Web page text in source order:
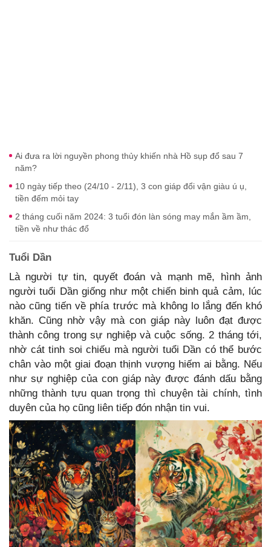
Ai đưa ra lời nguyền phong thủy khiến nhà Hồ sụp đổ sau 7
năm?
10 ngày tiếp theo (24/10 - 2/11), 3 con giáp đổi vận giàu ú ụ,
tiền đếm mỏi tay
2 tháng cuối năm 2024: 3 tuổi đón làn sóng may mắn ầm ầm,
tiền về như thác đổ
Tuổi Dần
Là người tự tin, quyết đoán và mạnh mẽ, hình ảnh
người tuổi Dần giống như một chiến binh quả cảm, lúc
nào cũng tiến về phía trước mà không lo lắng đến khó
khăn. Cũng nhờ vậy mà con giáp này luôn đạt được
thành công trong sự nghiệp và cuộc sống. 2 tháng tới,
nhờ cát tinh soi chiếu mà người tuổi Dần có thể bước
chân vào một giai đoạn thịnh vượng hiếm ai bằng. Nếu
như sự nghiệp của con giáp này được đánh dấu bằng
những thành tựu quan trọng thì chuyện tài chính, tình
duyên của họ cũng liên tiếp đón nhận tin vui.